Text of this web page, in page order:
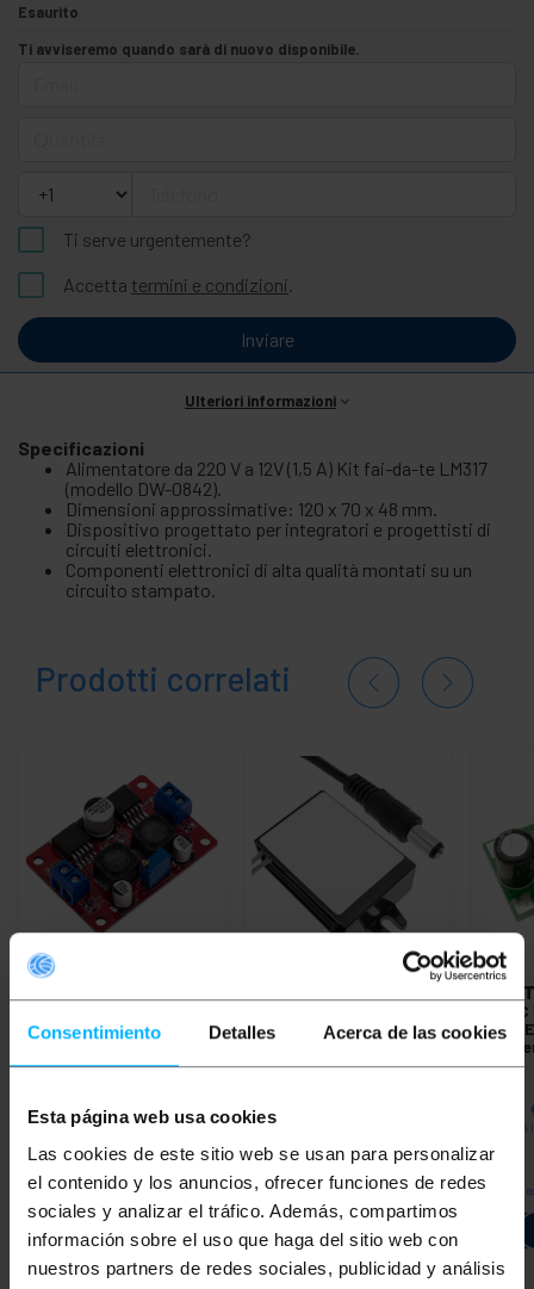
Consentimiento Detalles Acerca de las cookies
Esta página web usa cookies
Las cookies de este sitio web se usan para personalizar
el contenido y los anuncios, ofrecer funciones de redes
sociales y analizar el tráfico. Además, compartimos
información sobre el uso que haga del sitio web con
nuestros partners de redes sociales, publicidad y análisis
Esaurito
Ti avviseremo quando sarà di nuovo disponibile.
Ti serve urgentemente?
Accetta termini e condizioni.
Inviare
Ulteriori informazioni
Specificazioni
Alimentatore da 220 V a 12V (1,5 A) Kit fai-da-te LM317
(modello DW-0842).
Dimensioni approssimative: 120 x 70 x 48 mm.
Dispositivo progettato per integratori e progettisti di
circuiti elettronici.
Componenti elettronici di alta qualità montati su un
circuito stampato.
Prodotti correlati
1,25-26V con
convertitore di tensione
LM2596S LM2577S DW-
9,75€
9,75€IVA inc.
8,63€
Consegna immediata
REF:
Quantità
3A con connettore DC-
jack
15,09
15,09
Consegna immediata
REF:
Quantità
DC-
luce